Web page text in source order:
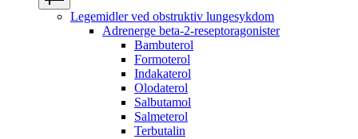
Legemidler ved obstruktiv lungesykdom
Adrenerge beta-2-reseptoragonister
Bambuterol
Formoterol
Indakaterol
Olodaterol
Salbutamol
Salmeterol
Terbutalin